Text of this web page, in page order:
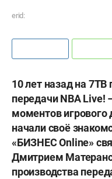
erid:
10 лет назад на 7ТВ
передачи NBA Live!
моментов игрового
начали своё
«БИЗНЕС Online»
Дмитрием
производства